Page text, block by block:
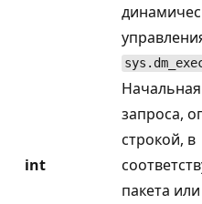
int
запроса,
строкой, в
пакета